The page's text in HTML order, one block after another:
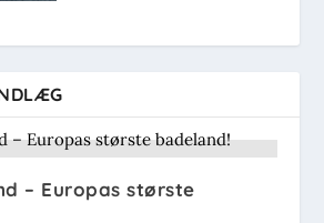
– Europas største